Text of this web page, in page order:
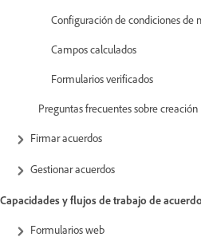
Configuración de condiciones de
Campos calculados
Formularios verificados
Preguntas frecuentes sobre creación
Firmar acuerdos
Gestionar acuerdos
Capacidades y flujos de trabajo de
Formularios web